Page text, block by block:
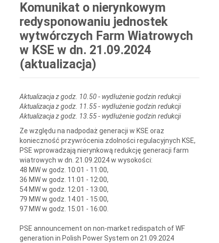
Komunikat o nierynkowym
redysponowaniu jednostek
wytwórczych Farm Wiatrowych
w KSE w dn. 21.09.2024
(aktualizacja)
Aktualizacja z godz. 10.50 - wydłużenie godzin redukcji
Aktualizacja z godz. 11.55 - wydłużenie godzin redukcji
Aktualizacja z godz. 13.55 - wydłużenie godzin redukcji
Ze względu na nadpodaż generacji w KSE oraz
konieczność przywrócenia zdolności regulacyjnych KSE,
PSE wprowadzają nierynkową redukcję generacji farm
wiatrowych w dn. 21.09.2024 w wysokości:
48 MW w godz. 10:01 - 11:00,
36 MW w godz. 11:01 - 12:00,
54 MW w godz. 12:01 - 13:00,
79 MW w godz. 14:01 - 15:00,
97 MW w godz. 15:01 - 16:00.
PSE announcement on non-market redispatch of WF
generation in Polish Power System on 21.09.2024